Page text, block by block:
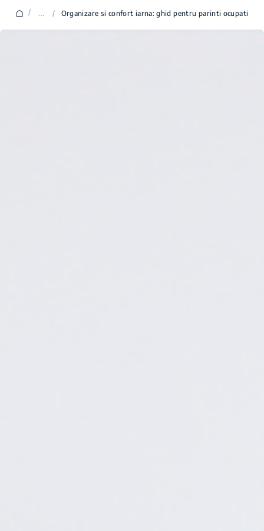
/ ... / Organizare si confort iarna: ghid pentru parinti ocupati